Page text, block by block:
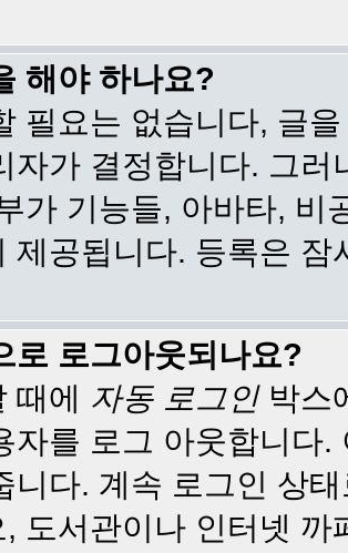
해야 하나요?
필요는 없습니다, 글
자가 결정합니다. 그
가 기능들, 아바타, 비
제공됩니다. 등록은
로 로그아웃되나요?
때에 자동 로그인박스
자를 로그 아웃합니다
니다. 계속 로그인 상
도서관이나 인터넷